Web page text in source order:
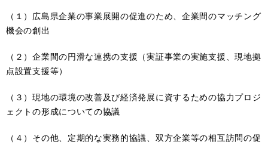
（１）広島県企業の事業展開の促進のため、企業間のマッチング
機会の創出
（２）企業間の円滑な連携の支援（実証事業の実施支援、現地拠
点設置支援等）
（３）現地の環境の改善及び経済発展に資するための協力プロジ
ェクトの形成についての協議
（４）その他、定期的な実務的協議、双方企業等の相互訪問の促